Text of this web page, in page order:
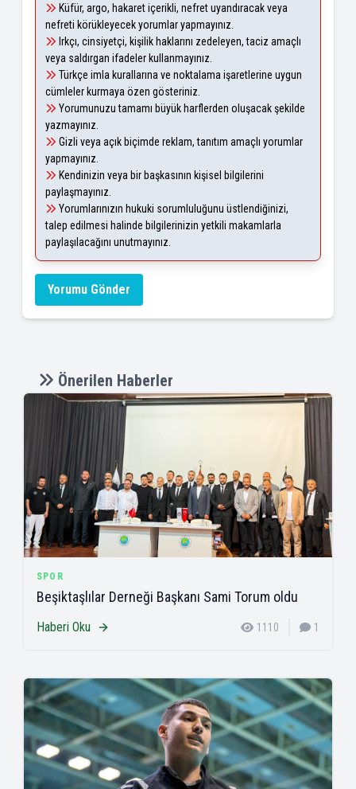
Küfür, argo, hakaret içerikli, nefret uyandıracak veya
nefreti körükleyecek yorumlar yapmayınız.
Irkçı, cinsiyetçi, kişilik haklarını zedeleyen, taciz amaçlı
veya saldırgan ifadeler kullanmayınız.
Türkçe imla kurallarına ve noktalama işaretlerine uygun
cümleler kurmaya özen gösteriniz.
Yorumunuzu tamamı büyük harflerden oluşacak şekilde
yazmayınız.
Gizli veya açık biçimde reklam, tanıtım amaçlı yorumlar
yapmayınız.
Kendinizin veya bir başkasının kişisel bilgilerini
paylaşmayınız.
Yorumlarınızın hukuki sorumluluğunu üstlendiğinizi,
talep edilmesi halinde bilgilerinizin yetkili makamlarla
paylaşılacağını unutmayınız.
Yorumu Gönder
Önerilen Haberler
SPOR
Beşiktaşlılar Derneği Başkanı Sami Torum oldu
Haberi Oku 1110 1